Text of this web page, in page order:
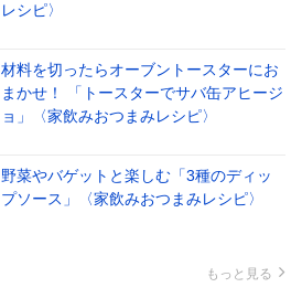
レシピ〉
材料を切ったらオーブントースターにお
まかせ！ 「トースターでサバ缶アヒージ
ョ」〈家飲みおつまみレシピ〉
野菜やバゲットと楽しむ「3種のディッ
プソース」〈家飲みおつまみレシピ〉
もっと見る